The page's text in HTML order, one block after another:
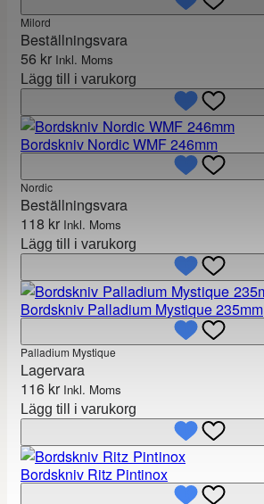
Milord
Beställningsvara
56 kr Inkl. Moms
Lägg till i varukorg
Bordskniv Nordic WMF 246mm
Nordic
Beställningsvara
118 kr Inkl. Moms
Lägg till i varukorg
Bordskniv Palladium Mystique 235mm
Palladium Mystique
Lagervara
116 kr Inkl. Moms
Lägg till i varukorg
Bordskniv Ritz Pintinox